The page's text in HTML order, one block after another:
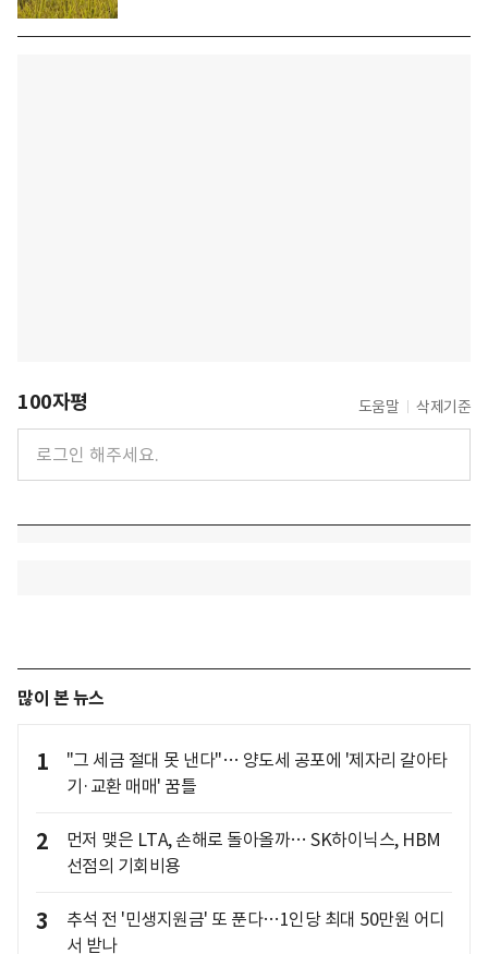
100자평 도움말 삭제기준
많이 본 뉴스
1
"그 세금 절대 못 낸다"… 양도세 공포에 '제자리 갈아타
기·교환 매매' 꿈틀
2
먼저 맺은 LTA, 손해로 돌아올까… SK하이닉스, HBM
선점의 기회비용
3
추석 전 '민생지원금' 또 푼다…1인당 최대 50만원 어디
서 받나